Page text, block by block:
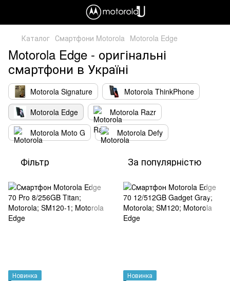
Каталог Смартфони Motorola Motorola Edge
Motorola Edge - оригінальні
смартфони в Україні
Motorola Signature
Motorola ThinkPhone
Motorola Edge
Motorola Razr
Motorola Moto G
Motorola Defy
Фільтр За популярністю
Новинка Новинка